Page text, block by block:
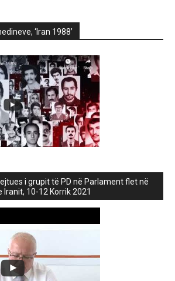
‘Iran 1988’
i grupit të PD në Parlament flet në
Iranit, 10-12 Korrik 2021